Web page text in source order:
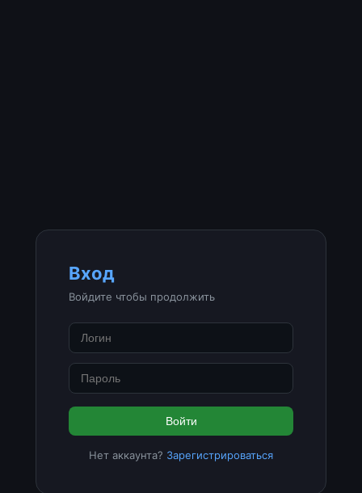
Вход
Войдите чтобы продолжить
Войти
Нет аккаунта? Зарегистрироваться